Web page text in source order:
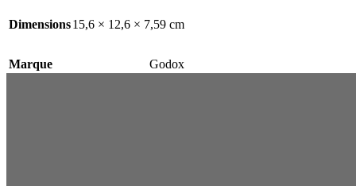
Dimensions15,6 × 12,6 × 7,59 cm
Marque Godox